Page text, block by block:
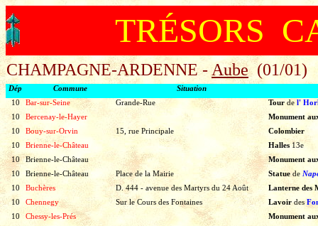
TRÉSORS
CHAMPAGNE-ARDENNE - Aube(01/01)
Dép Commune
Situation
10
Bar-sur-Seine Grande-Rue Tour de l'
10
Bercenay-le-Hayer
Monument
10
Bouy-sur-Orvin 15, rue Principale
Colombier
10
Brienne-le-Château Halles13e
10
Brienne-le-Château
Monument
10
Brienne-le-Château Place de la Mairie Statue de
10
Buchères D. 444 - avenue des Martyrs du 24 Août
Lanterne des
10
Chennegy Sur le Cours des Fontaines Lavoir des
10
Chessy-les-Prés
Monument